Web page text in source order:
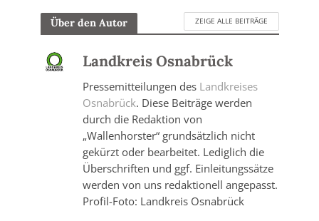
Über den Autor ZEIGE ALLE BEITRÄGE
Landkreis Osnabrück
Pressemitteilungen des Landkreises
Osnabrück. Diese Beiträge werden
durch die Redaktion von
„Wallenhorster“ grundsätzlich nicht
gekürzt oder bearbeitet. Lediglich die
Überschriften und ggf. Einleitungssätze
werden von uns redaktionell angepasst.
Profil-Foto: Landkreis Osnabrück